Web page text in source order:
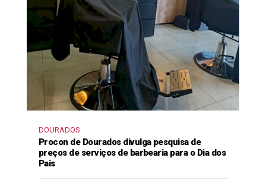
DOURADOS
Procon de Dourados divulga pesquisa de
preços de serviços de barbearia para o Dia dos
Pais